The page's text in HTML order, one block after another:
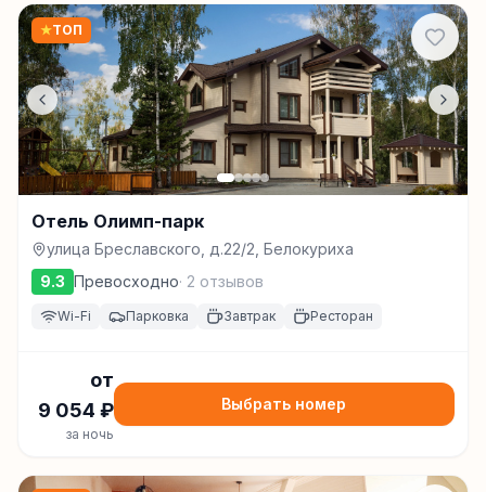
★ТОП
Отель Олимп-парк
улица Бреславского, д.22/2, Белокуриха
9.3 Превосходно· 2 отзывов
Wi-Fi Парковка Завтрак Ресторан
от
9 054 ₽
за ночь
Выбрать номер